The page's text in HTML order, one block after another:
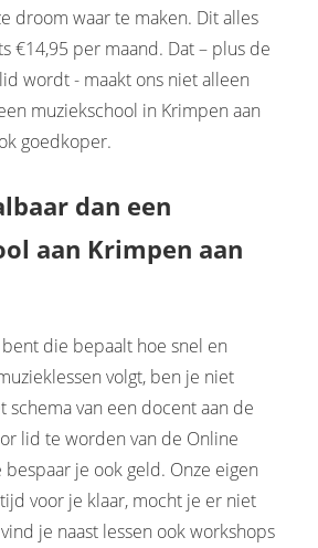
droom waar te maken. Dit alles
€14,95 per maand. Dat – plus de
wordt - maakt ons niet alleen
muziekschool in Krimpen aan
goedkoper.
dan een
aan Krimpen aan
die bepaalt hoe snel en
volgt, ben je niet
schema van een docent aan de
lid te worden van de Online
je ook geld. Onze eigen
voor je klaar, mocht je er niet
je naast lessen ook workshops